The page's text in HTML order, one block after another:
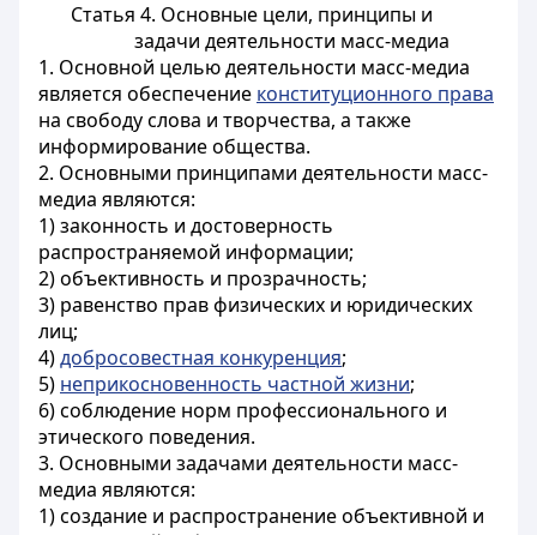
Статья 4. Основные цели, принципы и
задачи деятельности масс-медиа
1. Основной целью деятельности масс-медиа
является обеспечение конституционного права
на свободу слова и творчества, а также
информирование общества.
2. Основными принципами деятельности масс-
медиа являются:
1) законность и достоверность
распространяемой информации;
2) объективность и прозрачность;
3) равенство прав физических и юридических
лиц;
4)добросовестная конкуренция;
5) неприкосновенность частной жизни;
6) соблюдение норм профессионального и
этического поведения.
3. Основными задачами деятельности масс-
медиа являются:
1) создание и распространение объективной и